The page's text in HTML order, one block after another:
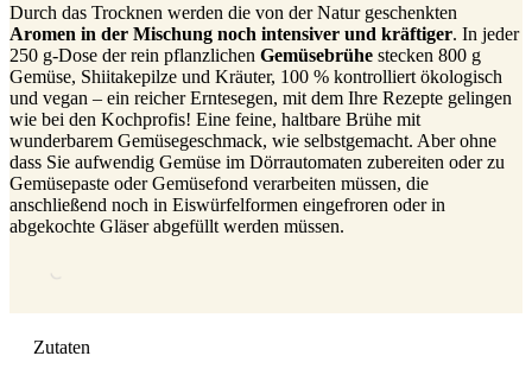
Durch das Trocknen werden die von der Natur geschenkten
Aromen in der Mischung noch intensiver und kräftiger. In jeder
250 g-Dose der rein pflanzlichen Gemüsebrühe stecken 800 g
Gemüse, Shiitakepilze und Kräuter, 100 % kontrolliert ökologisch
und vegan – ein reicher Erntesegen, mit dem Ihre Rezepte gelingen
wie bei den Kochprofis! Eine feine, haltbare Brühe mit
wunderbarem Gemüsegeschmack, wie selbstgemacht. Aber ohne
dass Sie aufwendig Gemüse im Dörrautomaten zubereiten oder zu
Gemüsepaste oder Gemüsefond verarbeiten müssen, die
anschließend noch in Eiswürfelformen eingefroren oder in
abgekochte Gläser abgefüllt werden müssen.
Zutaten